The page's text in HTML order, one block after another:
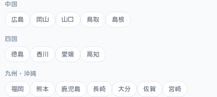
中国
広島 岡山 山口 鳥取 島根
四国
徳島 香川 愛媛 高知
九州・沖縄
福岡 熊本 鹿児島 長崎 大分 佐賀 宮崎